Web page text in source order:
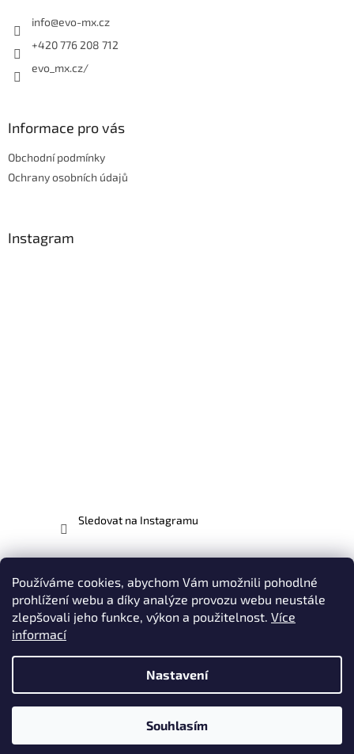
Používáme cookies, abychom Vám umožnili pohodlné
prohlížení webu a díky analýze provozu webu neustále
zlepšovali jeho funkce, výkon a použitelnost. Více
informací
Nastavení
Souhlasím
info@evo-mx.cz
+420 776 208 712
evo_mx.cz/
Informace pro vás
Obchodní podmínky
Ochrany osobních údajů
Instagram
Sledovat na Instagramu
Copyright 2026EVO-MX.CZ - odborníci na motocykly EVO |
vyhrazena.